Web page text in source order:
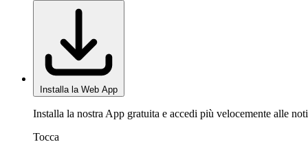
Installa la Web App
Installa la nostra App gratuita e accedi più velocemente alle
Tocca